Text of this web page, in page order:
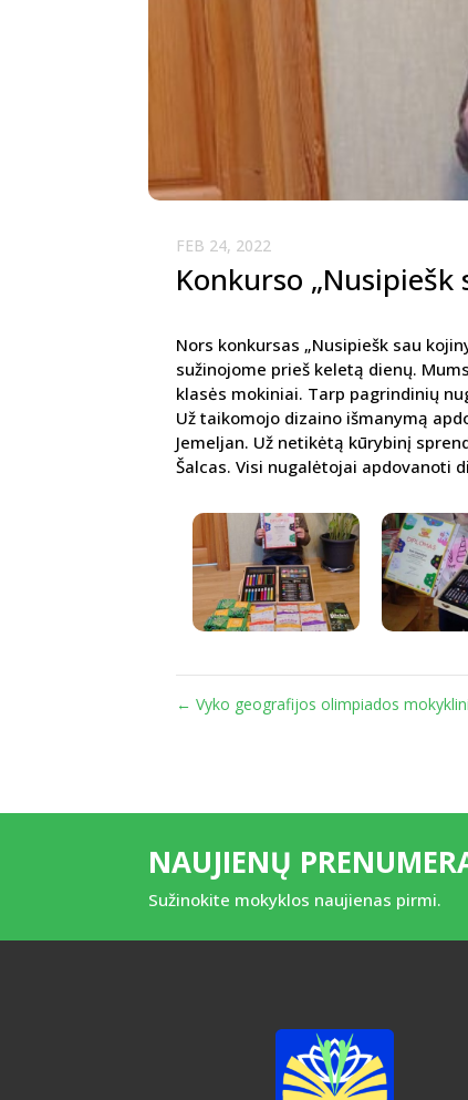
FEB 24, 2022
Konkurso
Nors konkursas „Nusipiešk sau
sužinojome prieš keletą dienų.
klasės mokiniai. Tarp pagrindinių
Už taikomojo dizaino išmanymą
Jemeljan. Už netikėtą kūrybinį
Šalcas. Visi nugalėtojai apdovanoti
←Vyko geografijos olimpiados
NAUJIENŲ
Sužinokite mokyklos naujienas pirmi.